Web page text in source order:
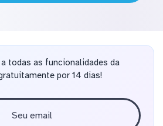
todas as funcionalidades da
por 14 dias!